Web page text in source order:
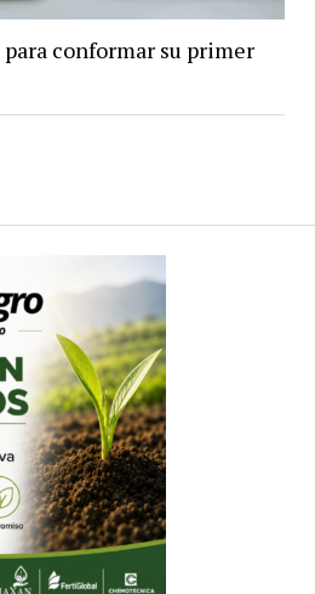
conformar su primer